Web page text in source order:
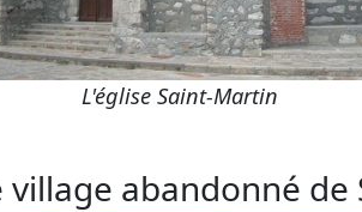
L'église Saint-Martin
village abandonné de